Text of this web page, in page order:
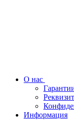
О нас
Информация